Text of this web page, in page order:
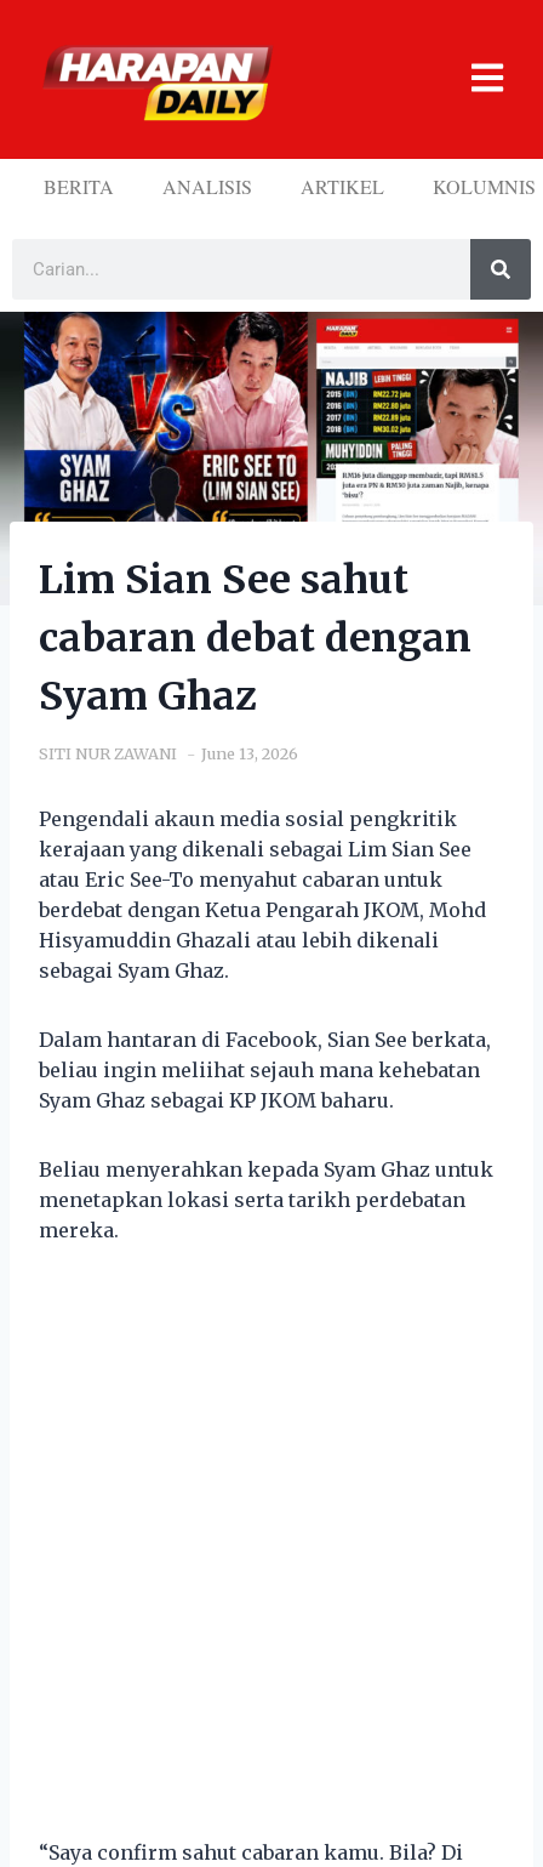
BERITA ANALISIS ARTIKEL KOLUMNIS
Lim Sian See sahut
cabaran debat dengan
Syam Ghaz
SITI NUR ZAWANI June 13, 2026
Pengendali akaun media sosial pengkritik
kerajaan yang dikenali sebagai Lim Sian See
atau Eric See-To menyahut cabaran untuk
berdebat dengan Ketua Pengarah JKOM, Mohd
Hisyamuddin Ghazali atau lebih dikenali
sebagai Syam Ghaz.
Dalam hantaran di Facebook, Sian See berkata,
beliau ingin meliihat sejauh mana kehebatan
Syam Ghaz sebagai KP JKOM baharu.
Beliau menyerahkan kepada Syam Ghaz untuk
menetapkan lokasi serta tarikh perdebatan
mereka.
“Saya confirm sahut cabaran kamu. Bila? Di